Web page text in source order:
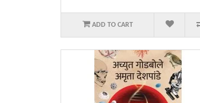
ADD TO CART